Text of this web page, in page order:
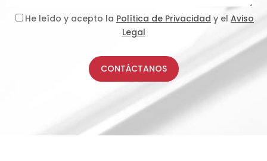
He leído y acepto la Política de Privacidad y el Aviso
Legal
CONTÁCTANOS